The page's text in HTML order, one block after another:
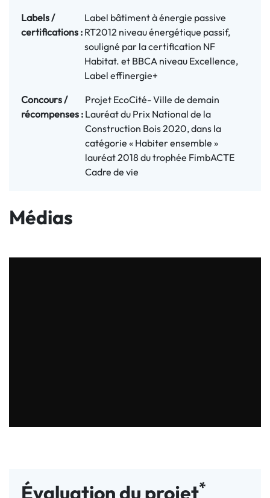
Labels /
certifications :
Label bâtiment à énergie passive
RT2012 niveau énergétique passif,
souligné par la certification NF
Habitat. et BBCA niveau Excellence,
Label effinergie+
Concours /
récompenses :
Projet EcoCité- Ville de demain
Lauréat du Prix National de la
Construction Bois 2020, dans la
catégorie « Habiter ensemble »
lauréat 2018 du trophée FimbACTE
Cadre de vie
Médias
Évaluation du projet*